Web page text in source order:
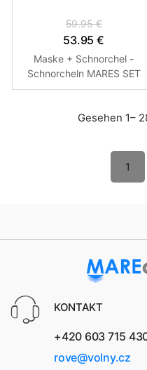
59.95 €
53.95 €
Maske + Schnorchel -
Schnorcheln MARES SET
TROPICAL Blau
Gesehen 1–
1
KONTAKT
+420 603 715
rove@volny.cz